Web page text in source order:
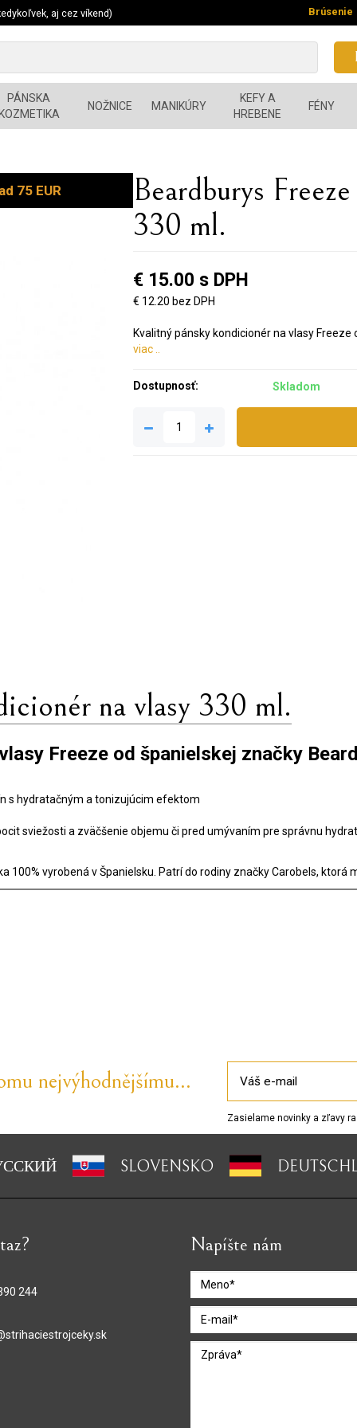
aj cez víkend) Brúsenie
PÁNSKA
NOŽNICE MANIKÚRY
KEFY A
HREBENE
FÉNY
75 EUR
Beardburys
330 ml.
€ 15.00 s DPH
€ 12.20 bez DPH
Kvalitný pánsky kondicionér na vlasy
viac ..
Dostupnosť: Skladom
na vlasy 330 ml.
Freeze od španielskej značky
s hydratačným a tonizujúcim efektom
sviežosti a zväčšenie objemu či pred umývaním pre správnu
100% vyrobená v Španielsku. Patrí do rodiny značky Carobels, ktorá
nejvýhodnějšímu...
Zasielame novinky a zľavy
SLOVENSKO
244
Napíšte nám